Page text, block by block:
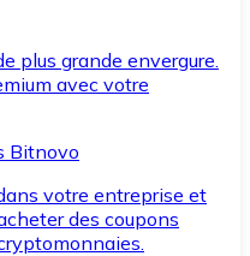
plus grande envergure.
avec votre
Bitnovo
votre entreprise et
des coupons